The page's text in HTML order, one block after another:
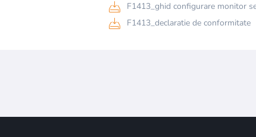
F1413_ghid configurare monitor
F1413_declaratie de conformitate